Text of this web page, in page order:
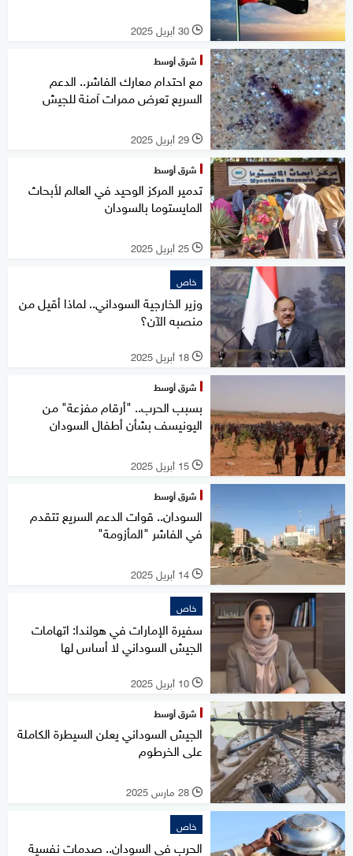
l 30 أبريل 2025
شرق أوسط
مع احتدام معارك الفاشر.. الدعم
السريع تعرض ممرات آمنة للجيش
l 29 أبريل 2025
شرق أوسط
تدمير المركز الوحيد في العالم لأبحاث
المايستوما بالسودان
l 25 أبريل 2025
خاص
وزير الخارجية السوداني.. لماذا أقيل من
منصبه الآن؟
l 18 أبريل 2025
شرق أوسط
بسبب الحرب.. "أرقام مفزعة" من
اليونيسف بشأن أطفال السودان
l 15 أبريل 2025
شرق أوسط
السودان.. قوات الدعم السريع تتقدم
في الفاشر "المأزومة"
l 14 أبريل 2025
خاص
سفيرة الإمارات في هولندا: اتهامات
الجيش السوداني لا أساس لها
l 10 أبريل 2025
شرق أوسط
الجيش السوداني يعلن السيطرة الكاملة
على الخرطوم
l 28 مارس 2025
خاص
الحرب في السودان.. صدمات نفسية